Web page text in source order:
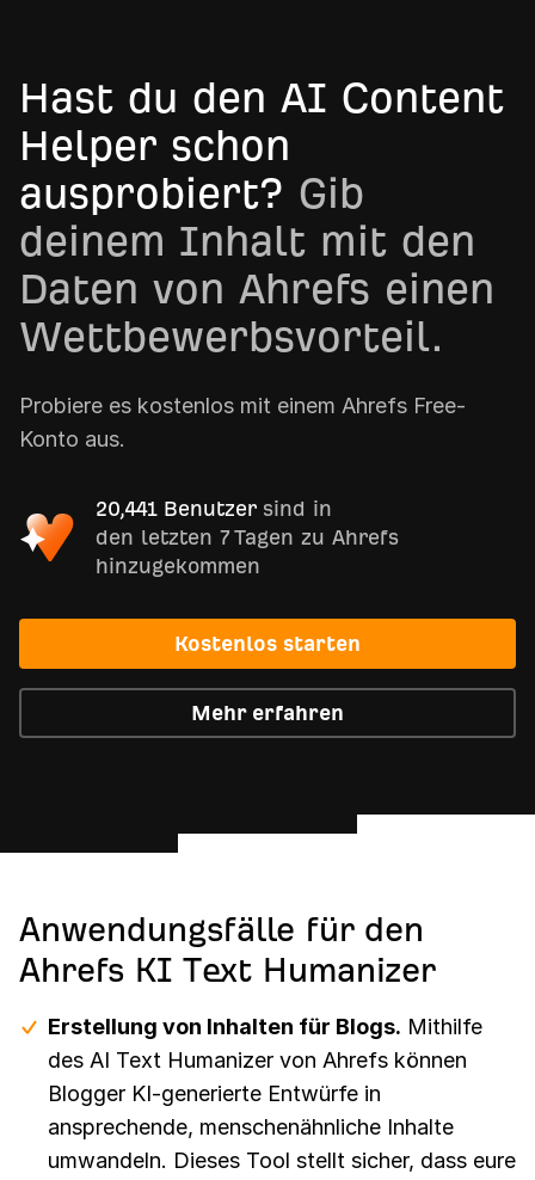
Hast du den AI Content
Helper schon
ausprobiert? Gib
deinem Inhalt mit den
Daten von Ahrefs einen
Wettbewerbsvorteil.
Probiere es kostenlos mit einem Ahrefs Free-
Konto aus.
20,441 Benutzer sind in
den letzten 7 Tagen zu Ahrefs
hinzugekommen
Kostenlos starten
Mehr erfahren
Anwendungsfälle für den
Ahrefs KI Text Humanizer
Erstellung von Inhalten für Blogs. Mithilfe
des AI Text Humanizer von Ahrefs können
Blogger KI-generierte Entwürfe in
ansprechende, menschenähnliche Inhalte
umwandeln. Dieses Tool stellt sicher, dass eure